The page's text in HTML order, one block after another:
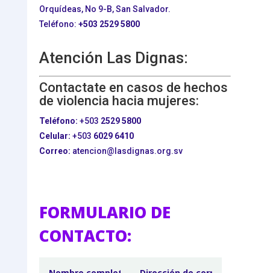
Orquídeas, No 9-B, San Salvador.
Teléfono: +503 2529 5800
Atención Las Dignas:
Contactate en casos de hechos
de violencia hacia mujeres:
Teléfono: +503 2529 5800
Celular: +503 6029 6410
Correo: atencion@lasdignas.org.sv
FORMULARIO DE
CONTACTO: